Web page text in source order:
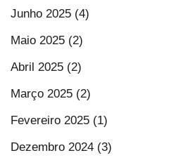
Junho 2025 (4)
Maio 2025 (2)
Abril 2025 (2)
Março 2025 (2)
Fevereiro 2025 (1)
Dezembro 2024 (3)